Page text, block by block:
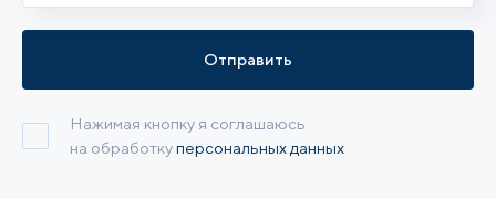
Нажимая кнопку я соглашаюсь
на обработкуперсональных данных
Отправить